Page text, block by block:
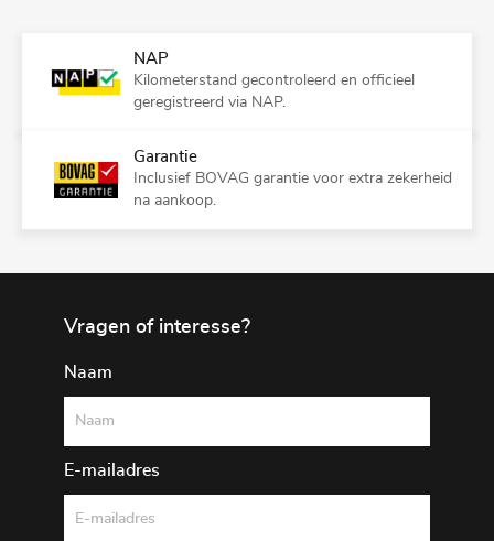
NAP
Kilometerstand gecontroleerd en officieel
geregistreerd via NAP.
Garantie
Inclusief BOVAG garantie voor extra zekerheid
na aankoop.
Vragen of interesse?
Naam
E-mailadres